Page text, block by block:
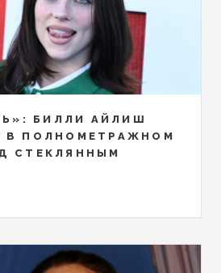
БИЛЛИ АЙЛИШ
В ПОЛНОМЕТРАЖНОМ
СТЕКЛЯННЫМ